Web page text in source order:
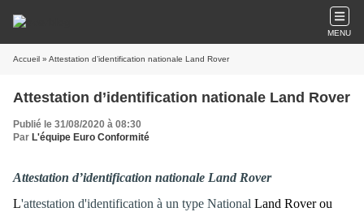
MENU
Accueil » Attestation d’identification nationale Land Rover
Attestation d’identification nationale Land Rover
Publié le 31/08/2020 à 08:30
Par L'équipe Euro Conformité
Attestation d’identification nationale Land Rover
L'attestation d'identification à un type National Land Rover ou